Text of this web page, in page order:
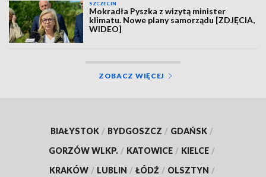
SZCZECIN
Mokradła Pyszka z wizytą minister
klimatu. Nowe plany samorządu [ZDJĘCIA,
WIDEO]
ZOBACZ WIĘCEJ
BIAŁYSTOK / BYDGOSZCZ / GDAŃSK /
GORZÓW WLKP. / KATOWICE / KIELCE /
KRAKÓW / LUBLIN / ŁÓDŹ / OLSZTYN /